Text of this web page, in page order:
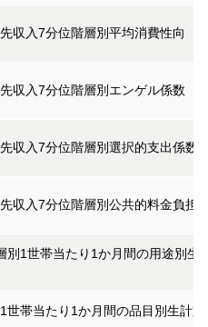
収入7分位階層別平均消費性向
収入7分位階層別エンゲル係数
収入7分位階層別選択的支出係数
収入7分位階層別公共的料金負担
別1世帯当たり1か月間の用途別生
世帯当たり1か月間の品目別生計支